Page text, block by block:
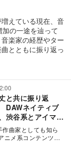
えている現在、音
の一途を辿って
楽家の経歴やター
とともに振り返っ
と共に振り返
DAWネイティブ
渋谷系とアイマス
鋭
曲家としても知ら
ニメ系コンテンツの